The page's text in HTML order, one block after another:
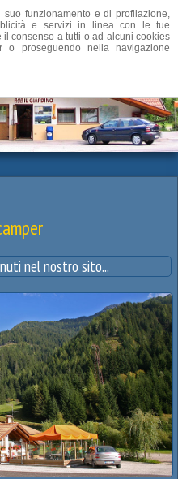
nel nostro sito...
funzionamento e di profilazione,
e servizi in linea con le tue
consenso a tutti o ad alcuni cookies
o proseguendo nella navigazione